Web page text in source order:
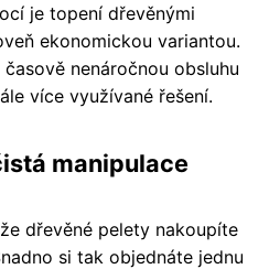
je topení dřevěnými
ekonomickou variantou.
nenáročnou obsluhu
více využívané řešení.
manipulace
dřevěné pelety nakoupíte
si tak objednáte jednu